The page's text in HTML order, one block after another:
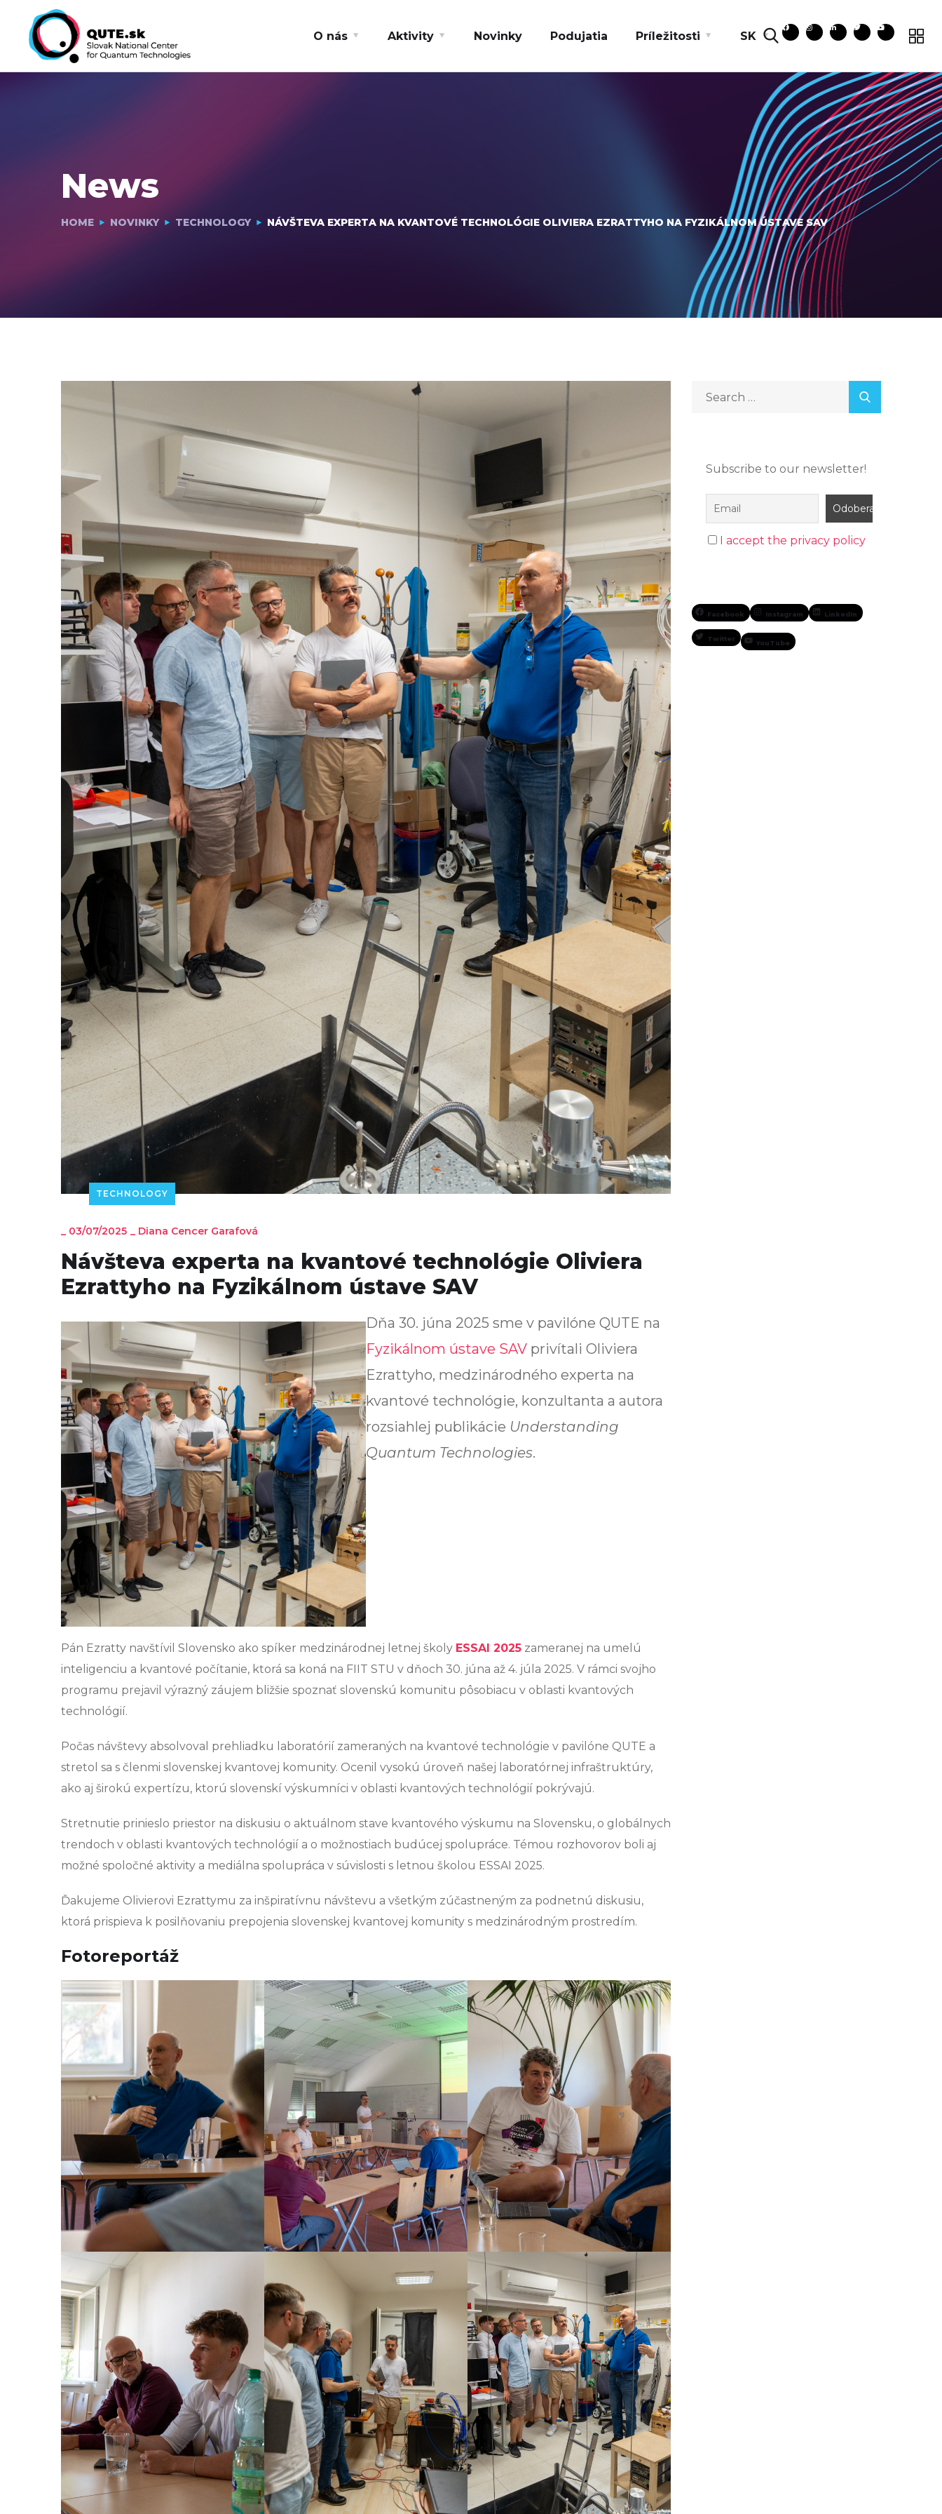
O nás Aktivity Novinky Podujatia Príležitosti SK
News
HOME NOVINKY TECHNOLOGY NÁVŠTEVA EXPERTA NA KVANTOVÉ TECHNOLÓGIE OLIVIERA EZRATTYHO NA FYZIKÁLNOM ÚSTAVE SAV
TECHNOLOGY
_ 03/07/2025 _ Diana Cencer Garafová
Návšteva experta na kvantové technológie Oliviera
Ezrattyho na Fyzikálnom ústave SAV
Dňa 30. júna 2025 sme v pavilóne QUTE na
Fyzikálnom ústave SAV privítali Oliviera
Ezrattyho, medzinárodného experta na
kvantové technológie, konzultanta a autora
rozsiahlej publikácie Understanding
Quantum Technologies.
Pán Ezratty navštívil Slovensko ako spíker medzinárodnej letnej školy ESSAI 2025 zameranej na umelú
inteligenciu a kvantové počítanie, ktorá sa koná na FIIT STU v dňoch 30. júna až 4. júla 2025. V rámci svojho
programu prejavil výrazný záujem bližšie spoznať slovenskú komunitu pôsobiacu v oblasti kvantových
technológií.
Počas návštevy absolvoval prehliadku laboratórií zameraných na kvantové technológie v pavilóne QUTE a
stretol sa s členmi slovenskej kvantovej komunity. Ocenil vysokú úroveň našej laboratórnej infraštruktúry,
ako aj širokú expertízu, ktorú slovenskí výskumníci v oblasti kvantových technológií pokrývajú.
Stretnutie prinieslo priestor na diskusiu o aktuálnom stave kvantového výskumu na Slovensku, o globálnych
trendoch v oblasti kvantových technológií a o možnostiach budúcej spolupráce. Témou rozhovorov boli aj
možné spoločné aktivity a mediálna spolupráca v súvislosti s letnou školou ESSAI 2025.
Ďakujeme Olivierovi Ezrattymu za inšpiratívnu návštevu a všetkým zúčastneným za podnetnú diskusiu,
ktorá prispieva k posilňovaniu prepojenia slovenskej kvantovej komunity s medzinárodným prostredím.
Fotoreportáž
Subscribe to our newsletter!
I accept the privacy policy
Facebook Instagram LinkedIn
Twitter YouTube